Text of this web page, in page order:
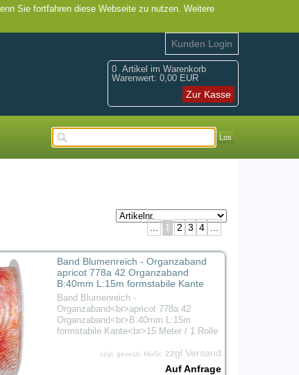
Sie fortfahren diese Webseite zu nutzen. Weitere
0 Artikel im Warenkorb
Warenwert: 0,00 EUR
Zur Kasse
Kunden Login
Los
1 2 3 4
Band Blumenreich - Organzaband
apricot 778a 42 Organzaband
B:40mm L:15m formstabile Kante
Band Blumenreich -
Organzaband<br>apricot 778a 42
Organzaband<br>B:40mm L:15m
formstabile Kante<br>15 Meter / 1 Rolle
zzgl. gesetzl. MwSt.
zzgl.Versand
Auf Anfrage